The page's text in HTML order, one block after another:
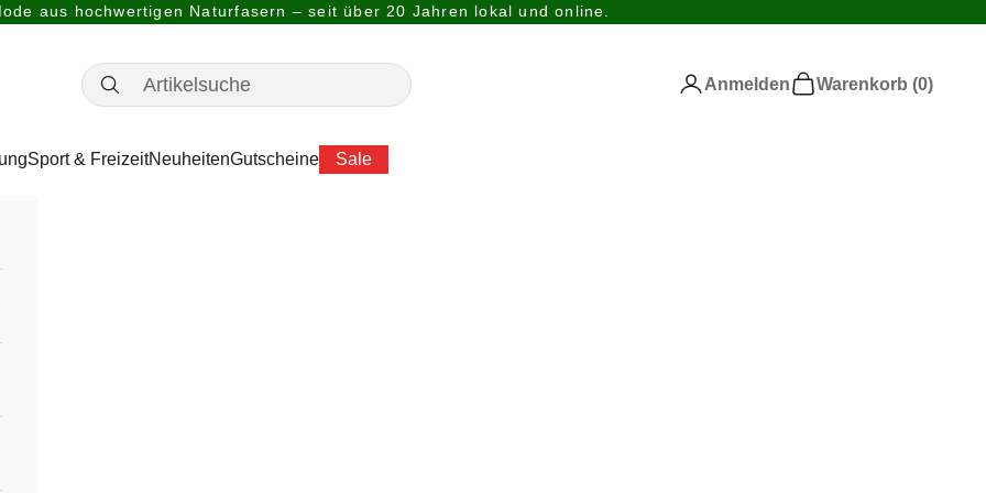
aus hochwertigen Naturfasern – seit über 20 Jahren lokal und online.
Sport & FreizeitNeuheitenGutscheine Sale
Anmelden
AnmeldenWarenkorb
Warenkorb (0)